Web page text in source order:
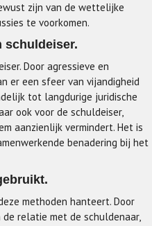
zijn van de wettelijke
te voorkomen.
schuldeiser.
Door agressieve en
er een sfeer van vijandigheid
tot langdurige juridische
ook voor de schuldeiser,
aanzienlijk vermindert. Het is
benadering bij het
methoden hanteert. Door
relatie met de schuldenaar,